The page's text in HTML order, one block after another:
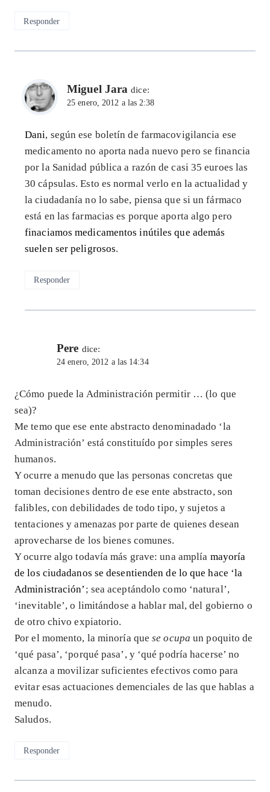
Responder
Miguel Jara dice:
25 enero, 2012 a las 2:38
Dani, según ese boletín de farmacovigilancia ese
medicamento no aporta nada nuevo pero se financia
por la Sanidad pública a razón de casi 35 euroes las
30 cápsulas. Esto es normal verlo en la actualidad y
la ciudadanía no lo sabe, piensa que si un fármaco
está en las farmacias es porque aporta algo pero
finaciamos medicamentos inútiles que además
suelen ser peligrosos.
Responder
Pere dice:
24 enero, 2012 a las 14:34
¿Cómo puede la Administración permitir … (lo que
sea)?
Me temo que ese ente abstracto denominadado ‘la
Administración’ está constituído por simples seres
humanos.
Y ocurre a menudo que las personas concretas que
toman decisiones dentro de ese ente abstracto, son
falibles, con debilidades de todo tipo, y sujetos a
tentaciones y amenazas por parte de quienes desean
aprovecharse de los bienes comunes.
Y ocurre algo todavía más grave: una amplía mayoría
de los ciudadanos se desentienden de lo que hace ‘la
Administración’ ; sea aceptándolo como ‘natural’,
‘inevitable’, o limitándose a hablar mal, del gobierno o
de otro chivo expiatorio.
Por el momento, la minoría quese ocupa un poquito de
‘qué pasa’, ‘porqué pasa’, y ‘qué podría hacerse’ no
alcanza a movilizar suficientes efectivos como para
evitar esas actuaciones demenciales de las que hablas a
menudo.
Saludos.
Responder